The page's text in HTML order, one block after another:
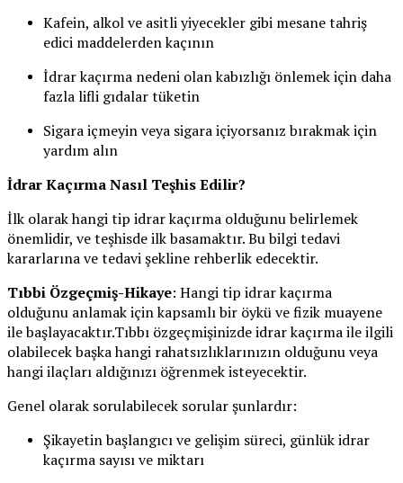
Kafein, alkol ve asitli yiyecekler gibi mesane tahriş
edici maddelerden kaçının
İdrar kaçırma nedeni olan kabızlığı önlemek için daha
fazla lifli gıdalar tüketin
Sigara içmeyin veya sigara içiyorsanız bırakmak için
yardım alın
İdrar Kaçırma Nasıl Teşhis Edilir?
İlk olarak hangi tip idrar kaçırma olduğunu belirlemek
önemlidir, ve teşhisde ilk basamaktır. Bu bilgi tedavi
kararlarına ve tedavi şekline rehberlik edecektir.
Tıbbi Özgeçmiş-Hikaye: Hangi tip idrar kaçırma
olduğunu anlamak için kapsamlı bir öykü ve fizik muayene
ile başlayacaktır.Tıbbı özgeçmişinizde idrar kaçırma ile ilgili
olabilecek başka hangi rahatsızlıklarınızın olduğunu veya
hangi ilaçları aldığınızı öğrenmek isteyecektir.
Genel olarak sorulabilecek sorular şunlardır:
Şikayetin başlangıcı ve gelişim süreci, günlük idrar
kaçırma sayısı ve miktarı